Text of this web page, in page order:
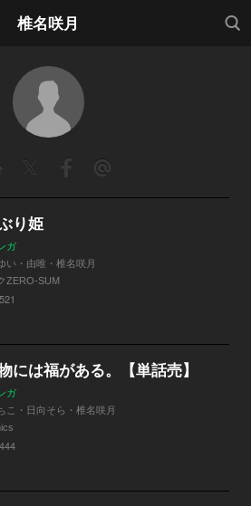
椎名咲月
検索
り姫
ガ
い・由唯・椎名咲月
ZERO-SUM
には福がある。【単話売】
ガ
こ・日向そら・椎名咲月